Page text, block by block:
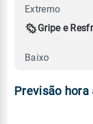
Extremo
Gripe e
Baixo
Previsão